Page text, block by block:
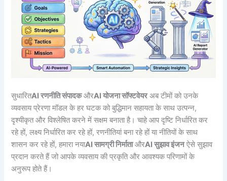
सुधारितAI रणनीति संपादकऔरAI योजना सॉफ्टवेयरअब टीमों को उनके
व्यवसाय प्रेरणा मॉडल के हर घटक को बुद्धिमान सहायता के साथ उत्पन्न,
दृश्यीकृत और विश्लेषित करने में सक्षम बनाता है। चाहे आप दृष्टि निर्धारित कर
रहे हों, लक्ष्य निर्धारित कर रहे हों, रणनीतियां बना रहे हों या नीतियों के साथ
शासन कर रहे हों, हमारा नयाAI सामग्री निर्माताऔरAI सुझाव इंजनऐसे सुझाव
प्रदान करते हैं जो आपके व्यवसाय की प्रकृति और आवश्यक परिणामों के
अनुरूप होते हैं।